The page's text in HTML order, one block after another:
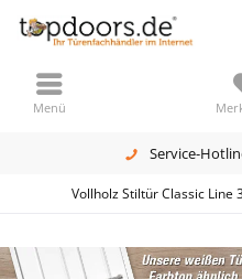
Service-
Menü
Vollholz Stiltür Classic Line